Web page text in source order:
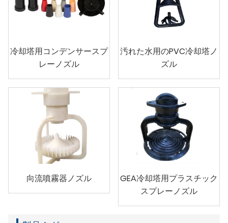
冷却塔用コンデンサースプ
レーノズル
汚れた水用のPVC冷却塔ノ
ズル
向流噴霧器ノズル
GEA冷却塔用プラスチック
スプレーノズル